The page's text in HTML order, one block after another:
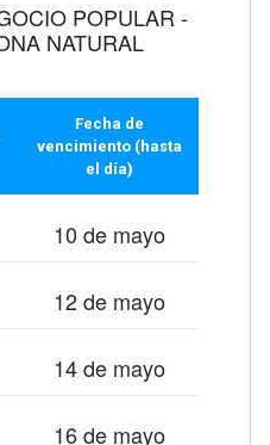
POPULAR -
NATURAL
Fecha de
vencimiento (hasta
el día)
10 de mayo
12 de mayo
14 de mayo
16 de mayo